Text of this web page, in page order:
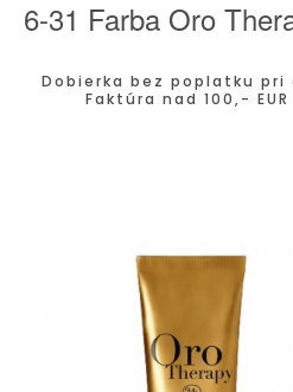
6-31 Farba Oro
Dobierka bez poplatku pri
Faktúra nad 100,-